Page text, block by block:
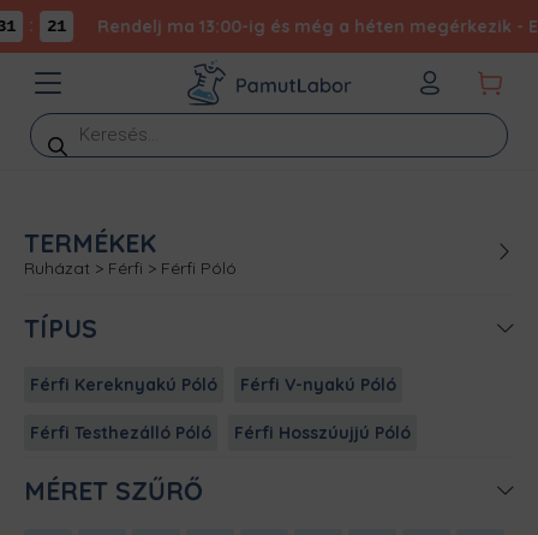
21 Rendelj ma 13:00-ig és még a héten megérkezik -
Products
search
TERMÉKEK
Ruházat > Férfi > Férfi Póló
TÍPUS
Férfi Kereknyakú Póló Férfi V-nyakú Póló
Férfi Testhezálló Póló Férfi Hosszúujjú Póló
MÉRET SZŰRŐ